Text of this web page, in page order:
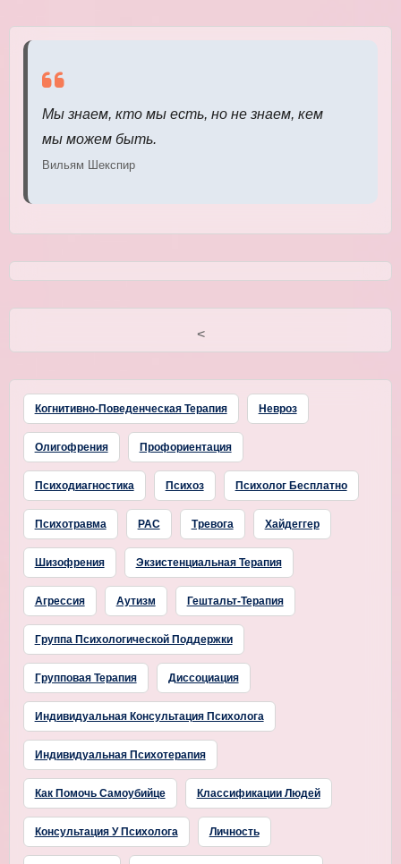
Мы знаем, кто мы есть, но не знаем, кем
мы можем быть.
Вильям Шекспир
<
Когнитивно-Поведенческая Терапия Невроз
Олигофрения Профориентация
Психодиагностика Психоз Психолог Бесплатно
Психотравма РАС Тревога Хайдеггер
Шизофрения Экзистенциальная Терапия
Агрессия Аутизм Гештальт-Терапия
Группа Психологической Поддержки
Групповая Терапия Диссоциация
Индивидуальная Консультация Психолога
Индивидуальная Психотерапия
Как Помочь Самоубийце Классификации Людей
Консультация У Психолога Личность